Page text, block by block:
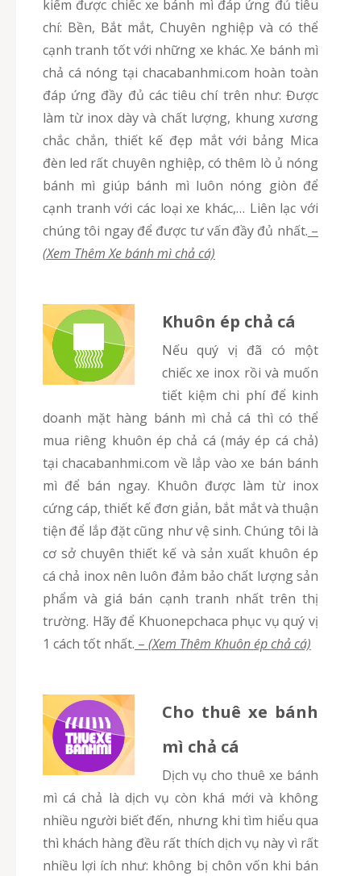
kiếm được chiếc xe bánh mì đáp ứng đủ tiêu
chí: Bền, Bắt mắt, Chuyên nghiệp và có thể
cạnh tranh tốt với những xe khác. Xe bánh mì
chả cá nóng tại chacabanhmi.com hoàn toàn
đáp ứng đầy đủ các tiêu chí trên như: Được
làm từ inox dày và chất lượng, khung xương
chắc chắn, thiết kế đẹp mắt với bảng Mica
đèn led rất chuyên nghiệp, có thêm lò ủ nóng
bánh mì giúp bánh mì luôn nóng giòn để
cạnh tranh với các loại xe khác,… Liên lạc với
chúng tôi ngay để được tư vấn đầy đủ nhất. –
(Xem Thêm Xe bánh mì chả cá)
Khuôn ép chả cá
Nếu quý vị đã có một
chiếc xe inox rồi và muốn
tiết kiệm chi phí để kinh
doanh mặt hàng bánh mì chả cá thì có thể
mua riêng khuôn ép chả cá (máy ép cá chả)
tại chacabanhmi.com về lắp vào xe bán bánh
mì để bán ngay. Khuôn được làm từ inox
cứng cáp, thiết kế đơn giản, bắt mắt và thuận
tiện để lắp đặt cũng như vệ sinh. Chúng tôi là
cơ sở chuyên thiết kế và sản xuất khuôn ép
cá chả inox nên luôn đảm bảo chất lượng sản
phẩm và giá bán cạnh tranh nhất trên thị
trường. Hãy để Khuonepchaca phục vụ quý vị
1 cách tốt nhất. – (Xem Thêm Khuôn ép chả cá)
Cho thuê xe bánh
mì chả cá
Dịch vụ cho thuê xe bánh
mì cá chả là dịch vụ còn khá mới và không
nhiều người biết đến, nhưng khi tìm hiểu qua
thì khách hàng đều rất thích dịch vụ này vì rất
nhiều lợi ích như: không bị chôn vốn khi bán